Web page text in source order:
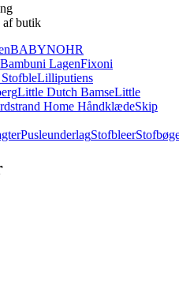
af butik
BABYNOHR
Bambuni LagenFixoni
Lilliputiens
Little Dutch BamseLittle
Home HåndklædeSkip
PusleunderlagStofbleer